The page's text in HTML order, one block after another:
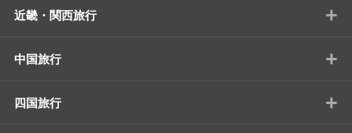
近畿・関西旅行 +
中国旅行 +
四国旅行 +